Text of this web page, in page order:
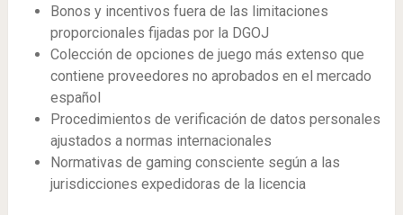
Bonos y incentivos fuera de las limitaciones
proporcionales fijadas por la DGOJ
Colección de opciones de juego más extenso que
contiene proveedores no aprobados en el mercado
español
Procedimientos de verificación de datos personales
ajustados a normas internacionales
Normativas de gaming consciente según a las
jurisdicciones expedidoras de la licencia